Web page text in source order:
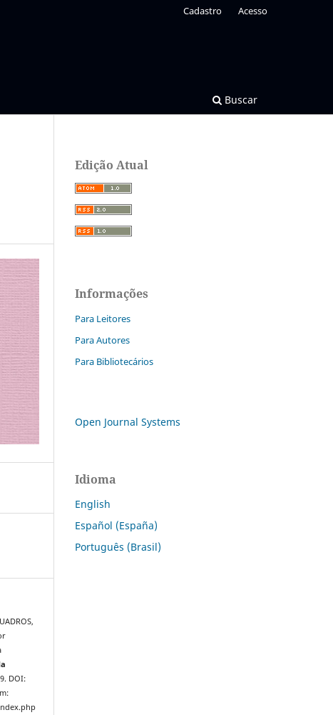
Buscar
Cadastro Acesso
DOI:
Edição Atual
Informações
Para Leitores
Para Autores
Para Bibliotecários
Open Journal Systems
Idioma
English
Español (España)
Português (Brasil)